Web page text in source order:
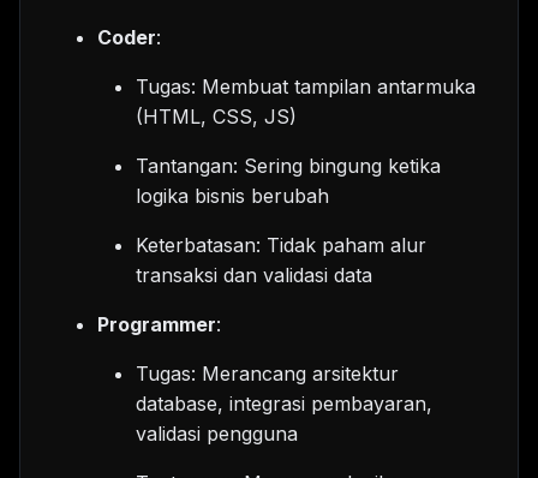
Coder:
Tugas: Membuat tampilan antarmuka
(HTML, CSS, JS)
Tantangan: Sering bingung ketika
logika bisnis berubah
Keterbatasan: Tidak paham alur
transaksi dan validasi data
Programmer:
Tugas: Merancang arsitektur
database, integrasi pembayaran,
validasi pengguna